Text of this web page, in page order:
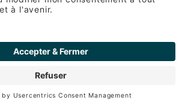
nous vous montrons les
et les fonctionnalités